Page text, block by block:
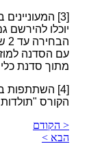
[3]
יוכלו להירשם
עם הסדנה
מתוך סדנת
[4]
הקורס
< הקודם
הבא >